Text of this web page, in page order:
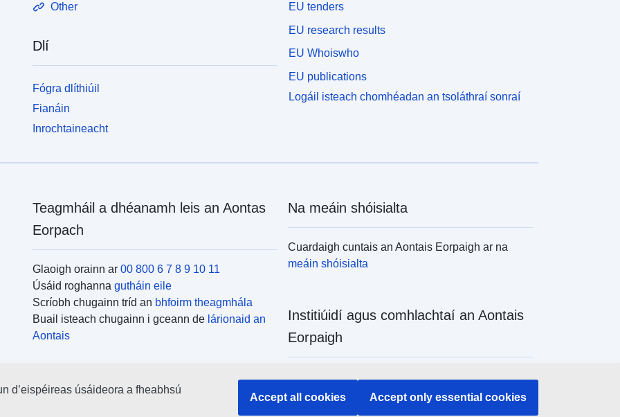
Other
Dlí
Fógra dlíthiúil
Fianáin
Inrochtaineacht
EU tenders
EU research results
EU Whoiswho
EU publications
Logáil isteach chomhéadan an tsoláthraí sonraí
Teagmháil a dhéanamh leis an Aontas
Eorpach
Glaoigh orainn ar 00 800 6 7 8 9 10 11
Úsáid roghanna gutháin eile
Scríobh chugainn tríd an bhfoirm theagmhála
Buail isteach chugainn i gceann de lárionaid an
Aontais
Na meáin shóisialta
Cuardaigh cuntais an Aontais Eorpaigh ar na
meáin shóisialta
Institiúidí agus comhlachtaí an Aontais
Eorpaigh
uile de chuid an Aontais Eorpaigh
d’eispéireas úsáideora a fheabhsú
Accept all cookies Accept only essential cookies